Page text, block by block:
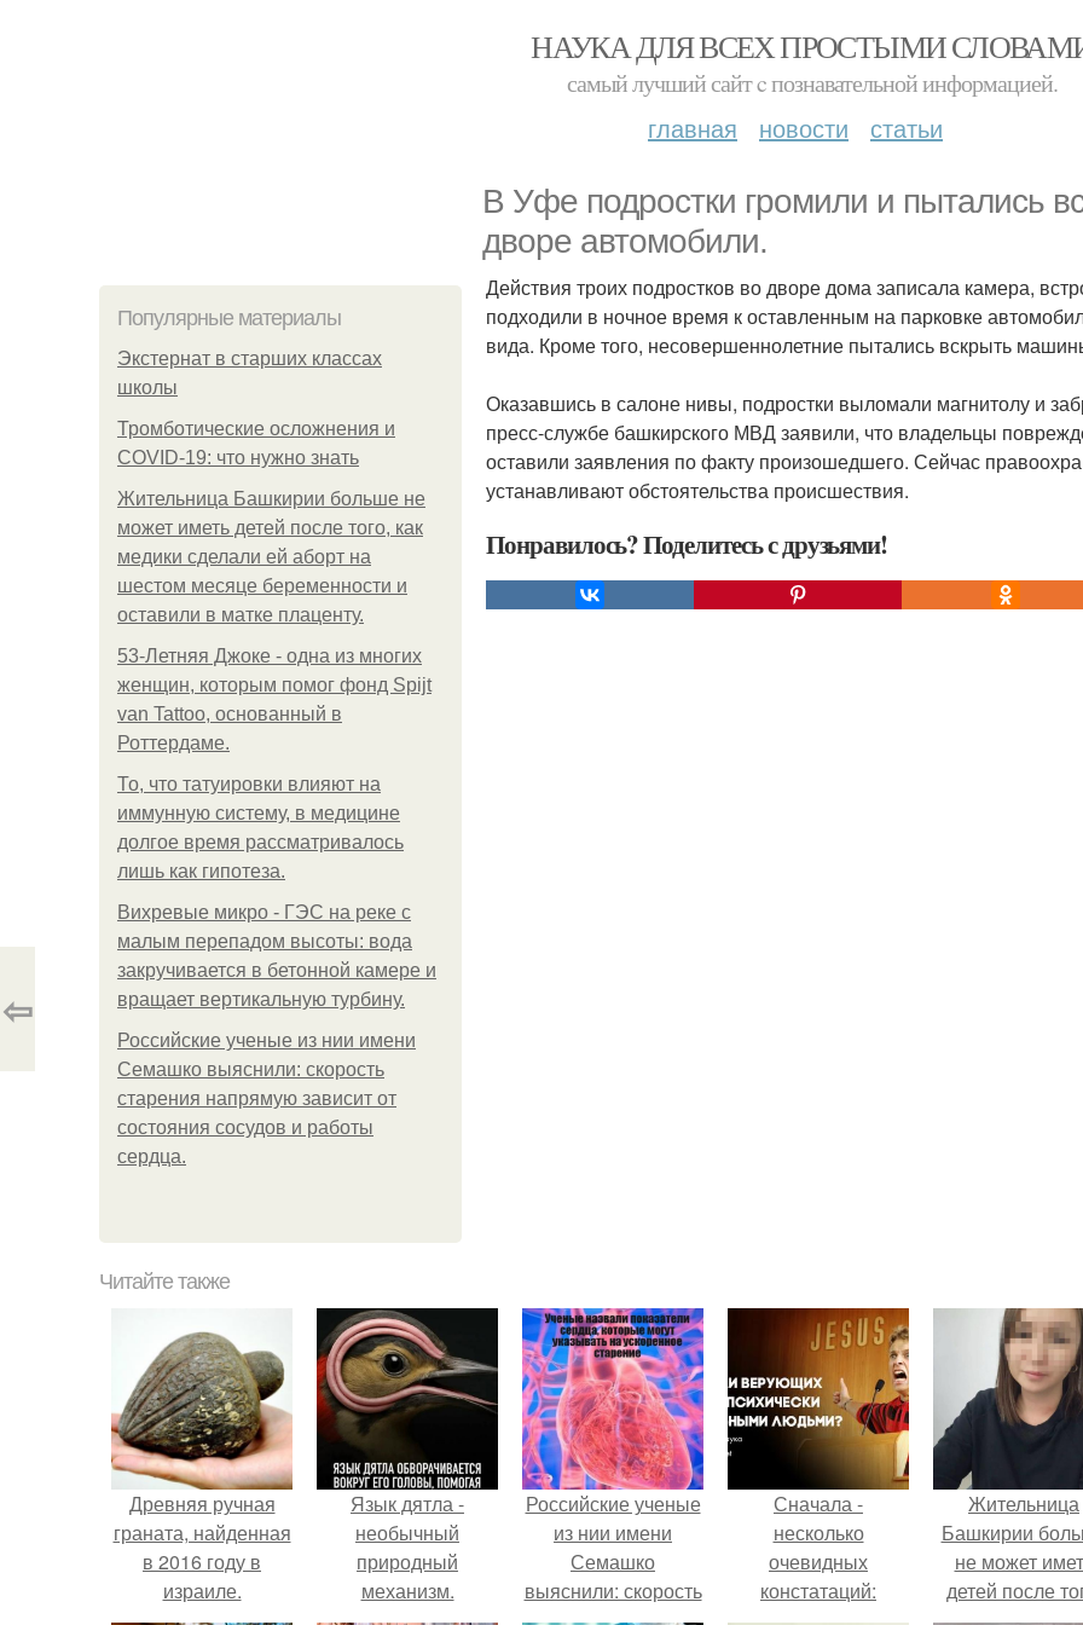
НАУКА ДЛЯ ВСЕХ ПРОСТЫМИ
самый лучший сайт c познавательной информацией.
главная новости статьи
В Уфе подростки громили и пытались
дворе автомобили.
Популярные материалы
Экстернат в старших классах
школы
Тромботические осложнения и
COVID-19: что нужно знать
Жительница Башкирии больше не
может иметь детей после того, как
медики сделали ей аборт на
шестом месяце беременности и
оставили в матке плаценту.
53-Летняя Джоке - одна из многих
женщин, которым помог фонд Spijt
van Tattoo, основанный в
Роттердаме.
То, что татуировки влияют на
иммунную систему, в медицине
долгое время рассматривалось
лишь как гипотеза.
Вихревые микро - ГЭС на реке с
малым перепадом высоты: вода
закручивается в бетонной камере и
вращает вертикальную турбину.
Российские ученые из нии имени
Семашко выяснили: скорость
старения напрямую зависит от
состояния сосудов и работы
сердца.
Действия троих подростков во дворе дома записала камера,
подходили в ночное время к оставленным на парковке
вида. Кроме того, несовершеннолетние пытались вскрыть
Оказавшись в салоне нивы, подростки выломали магнитолу и
пресс-службе башкирского МВД заявили, что владельцы
оставили заявления по факту произошедшего. Сейчас
устанавливают обстоятельства происшествия.
Понравилось? Поделитесь с друзьями!
⇦
Читайте также
Древняя ручная
граната, найденная
в 2016 году в
израиле.
Язык дятла -
необычный
природный
механизм.
Российские ученые
из нии имени
Семашко
выяснили: скорость
Сначала -
несколько
очевидных
констатаций:
Жительница
Башкирии
не может
детей после